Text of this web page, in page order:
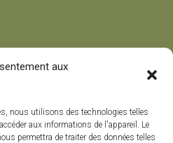
aux
nous utilisons des technologies telles
aux informations de l'appareil. Le
permettra de traiter des données telles